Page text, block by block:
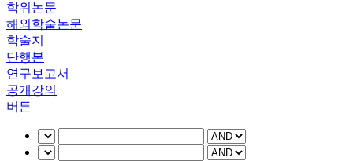
학위논문
해외학술논문
학술지
단행본
연구보고서
공개강의
버튼